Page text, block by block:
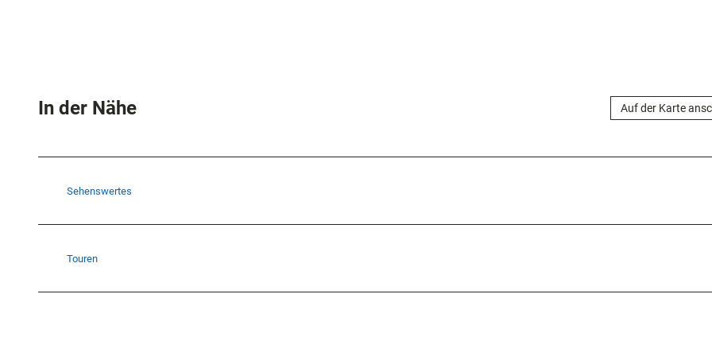
In der Nähe Auf der Karte
Sehenswertes
Touren